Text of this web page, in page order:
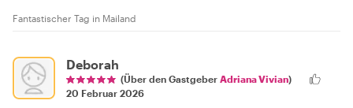
Fantastischer Tag in Mailand
Deborah
(Über den Gastgeber Adriana Vivian)
20 Februar 2026